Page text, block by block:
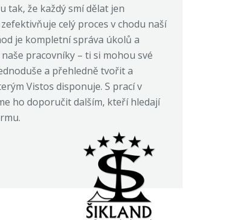
tak, že každý smí dělat jen
celý proces v chodu naší
je kompletní správa úkolů a
pracovníky – ti si mohou své
a přehledně tvořit a
Vistos disponuje. S prací v
ho doporučit dalším, kteří hledají